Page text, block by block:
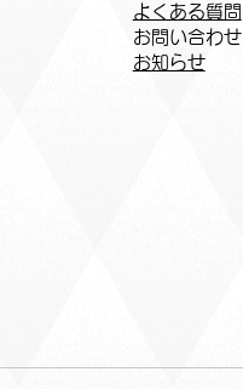
よくある質問
お問い合わせ
お知らせ